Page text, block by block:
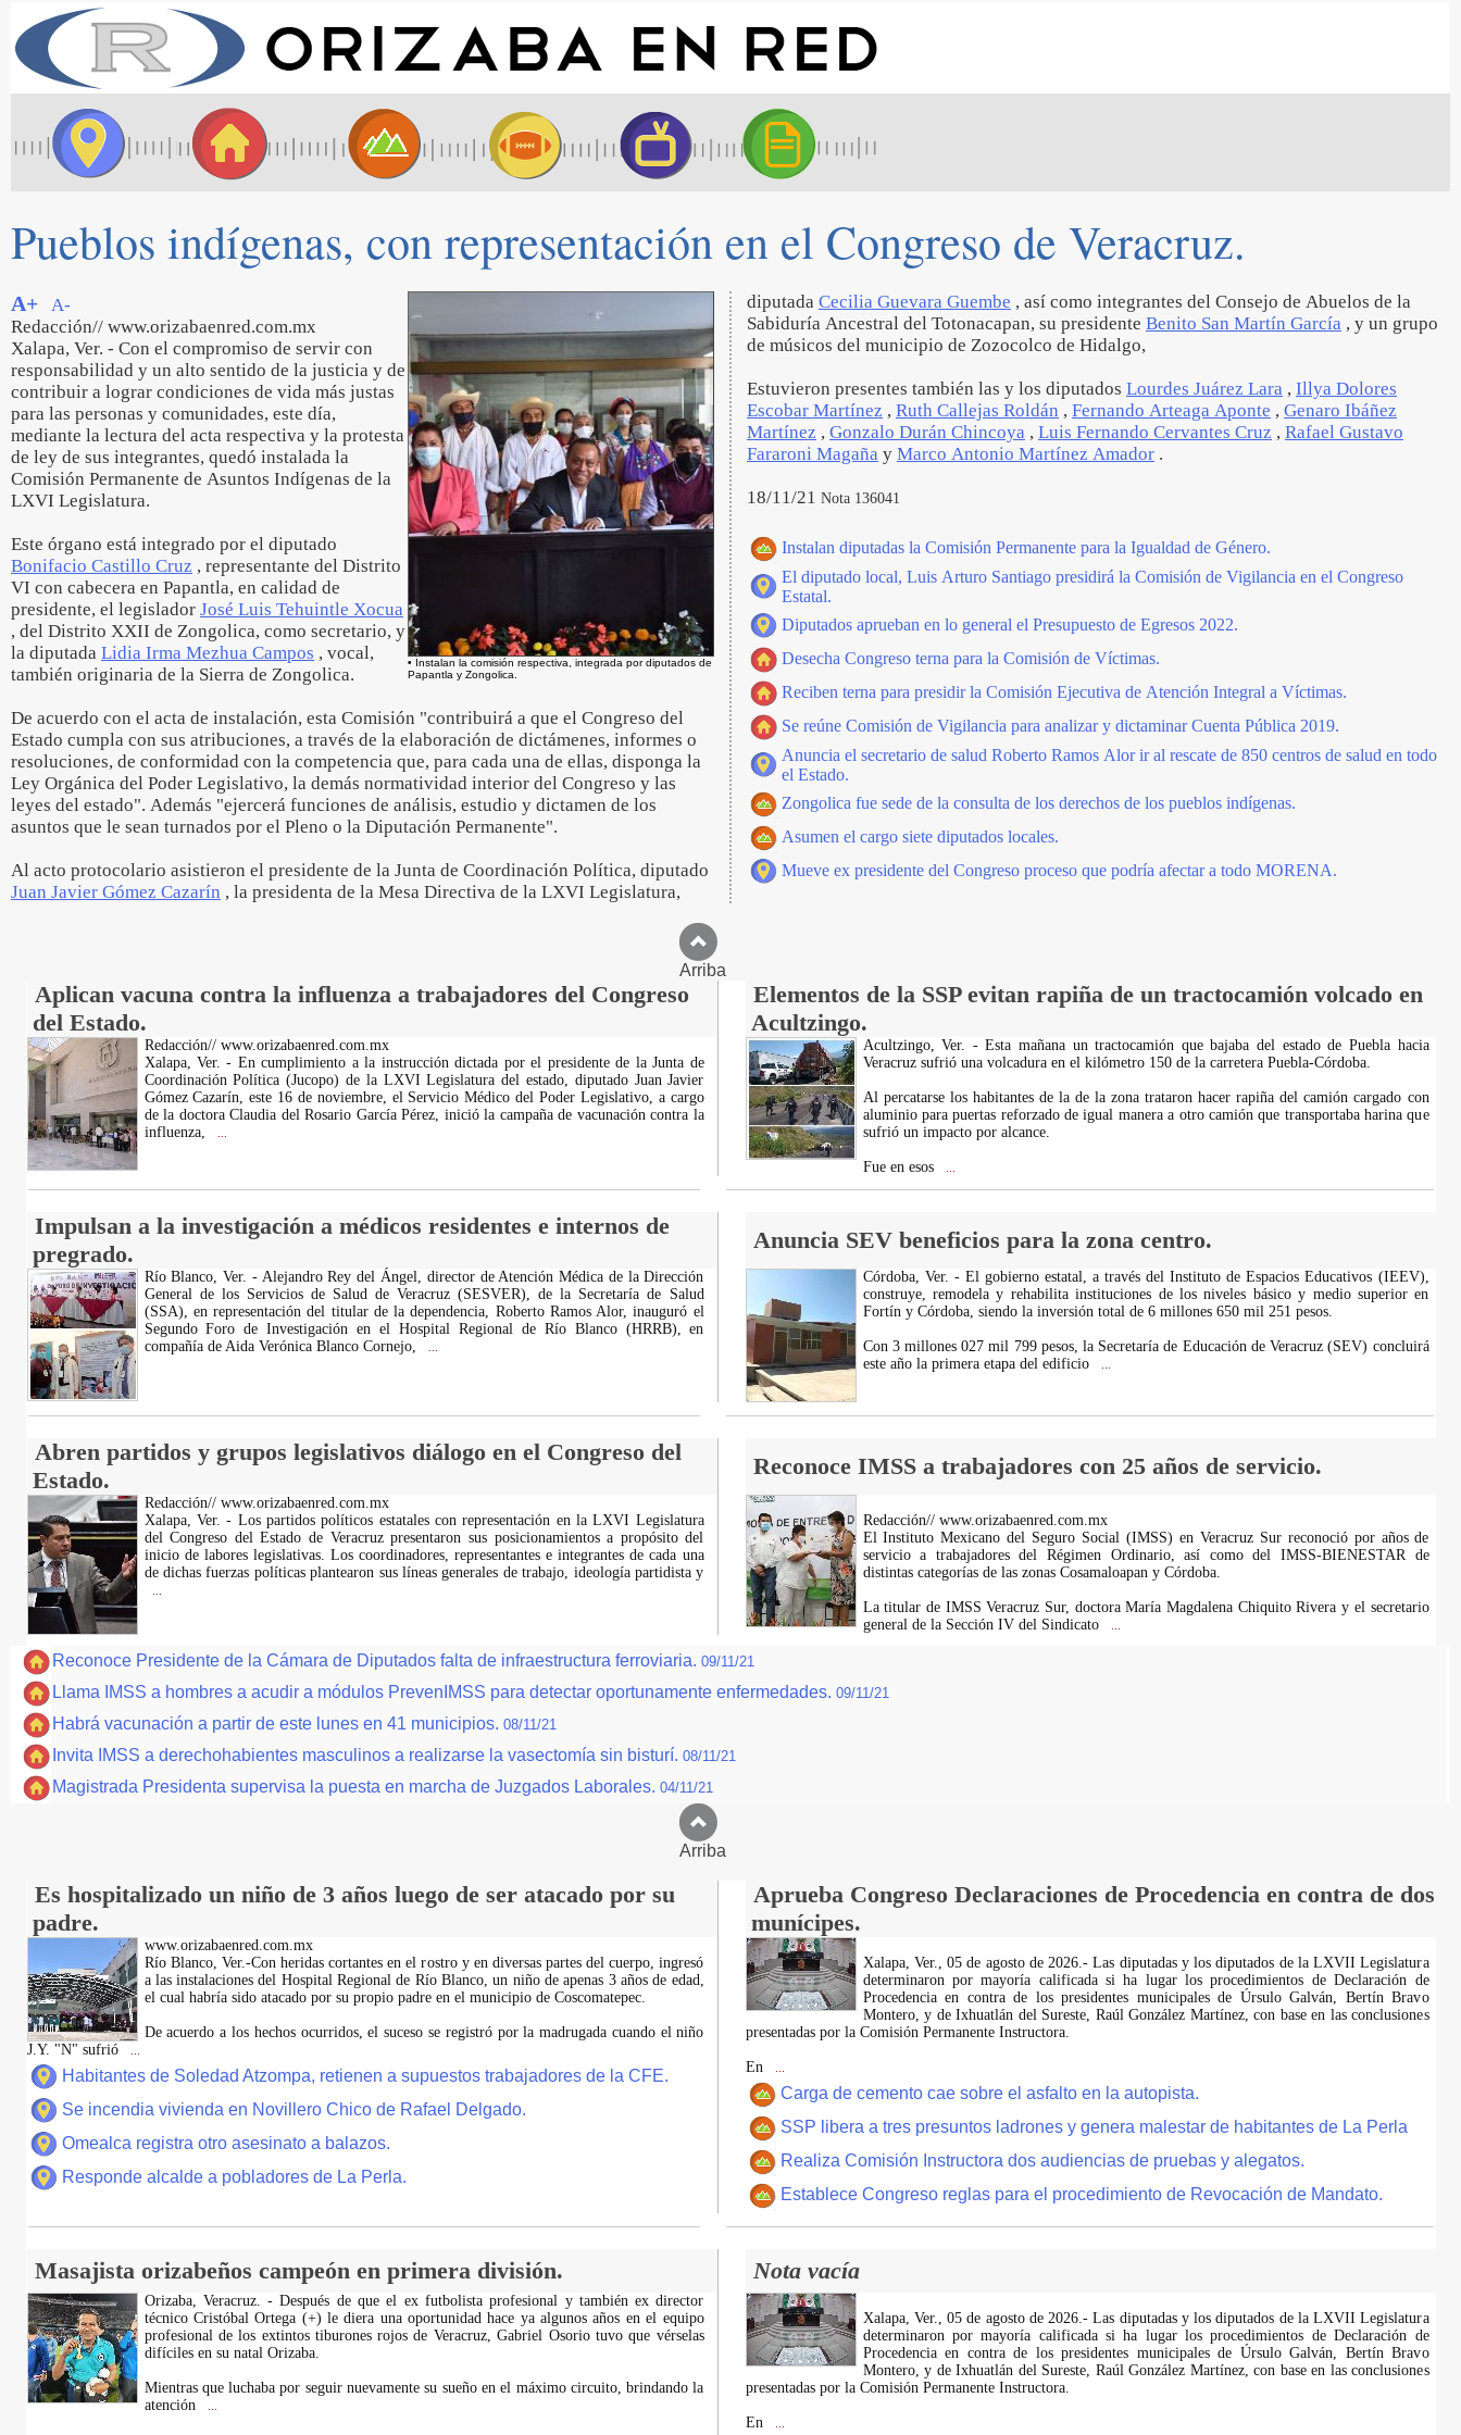
Pueblos indígenas, con representación en el Congreso de Veracruz.
• Instalan la comisión respectiva, integrada por diputados de
Papantla y Zongolica.
A+
A-
Redacción// www.orizabaenred.com.mx
Xalapa, Ver. - Con el compromiso de servir con
responsabilidad y un alto sentido de la justicia y de
contribuir a lograr condiciones de vida más justas
para las personas y comunidades, este día,
mediante la lectura del acta respectiva y la protesta
de ley de sus integrantes, quedó instalada la
Comisión Permanente de Asuntos Indígenas de la
LXVI Legislatura.
Este órgano está integrado por el diputado
Bonifacio Castillo Cruz , representante del Distrito
VI con cabecera en Papantla, en calidad de
presidente, el legislador José Luis Tehuintle Xocua
, del Distrito XXII de Zongolica, como secretario, y
la diputada Lidia Irma Mezhua Campos , vocal,
también originaria de la Sierra de Zongolica.
De acuerdo con el acta de instalación, esta Comisión "contribuirá a que el Congreso del
Estado cumpla con sus atribuciones, a través de la elaboración de dictámenes, informes o
resoluciones, de conformidad con la competencia que, para cada una de ellas, disponga la
Ley Orgánica del Poder Legislativo, la demás normatividad interior del Congreso y las
leyes del estado". Además "ejercerá funciones de análisis, estudio y dictamen de los
asuntos que le sean turnados por el Pleno o la Diputación Permanente".
Al acto protocolario asistieron el presidente de la Junta de Coordinación Política, diputado
Juan Javier Gómez Cazarín , la presidenta de la Mesa Directiva de la LXVI Legislatura,
diputada Cecilia Guevara Guembe , así como integrantes del Consejo de Abuelos de la
Sabiduría Ancestral del Totonacapan, su presidente Benito San Martín García , y un grupo
de músicos del municipio de Zozocolco de Hidalgo,
Estuvieron presentes también las y los diputados Lourdes Juárez Lara , Illya Dolores
Escobar Martínez , Ruth Callejas Roldán , Fernando Arteaga Aponte , Genaro Ibáñez
Martínez , Gonzalo Durán Chincoya , Luis Fernando Cervantes Cruz , Rafael Gustavo
Fararoni Magaña y Marco Antonio Martínez Amador .
18/11/21 Nota 136041
Instalan diputadas la Comisión Permanente para la Igualdad de Género.
El diputado local, Luis Arturo Santiago presidirá la Comisión de Vigilancia en el Congreso
Estatal.
Diputados aprueban en lo general el Presupuesto de Egresos 2022.
Desecha Congreso terna para la Comisión de Víctimas.
Reciben terna para presidir la Comisión Ejecutiva de Atención Integral a Víctimas.
Se reúne Comisión de Vigilancia para analizar y dictaminar Cuenta Pública 2019.
Anuncia el secretario de salud Roberto Ramos Alor ir al rescate de 850 centros de salud en todo
el Estado.
Zongolica fue sede de la consulta de los derechos de los pueblos indígenas.
Asumen el cargo siete diputados locales.
Mueve ex presidente del Congreso proceso que podría afectar a todo MORENA.
Arriba
Aplican vacuna contra la influenza a trabajadores del Congreso
del Estado.
Elementos de la SSP evitan rapiña de un tractocamión volcado en
Acultzingo.
Redacción// www.orizabaenred.com.mx
Xalapa, Ver. - En cumplimiento a la instrucción dictada por el presidente de la Junta de
Coordinación Política (Jucopo) de la LXVI Legislatura del estado, diputado Juan Javier
Gómez Cazarín, este 16 de noviembre, el Servicio Médico del Poder Legislativo, a cargo
de la doctora Claudia del Rosario García Pérez, inició la campaña de vacunación contra la
influenza,
Acultzingo, Ver. - Esta mañana un tractocamión que bajaba del estado de Puebla hacia
Veracruz sufrió una volcadura en el kilómetro 150 de la carretera Puebla-Córdoba.
Al percatarse los habitantes de la de la zona trataron hacer rapiña del camión cargado con
aluminio para puertas reforzado de igual manera a otro camión que transportaba harina que
sufrió un impacto por alcance.
Fue en esos
Impulsan a la investigación a médicos residentes e internos de
pregrado.
Anuncia SEV beneficios para la zona centro.
Río Blanco, Ver. - Alejandro Rey del Ángel, director de Atención Médica de la Dirección
General de los Servicios de Salud de Veracruz (SESVER), de la Secretaría de Salud
(SSA), en representación del titular de la dependencia, Roberto Ramos Alor, inauguró el
Segundo Foro de Investigación en el Hospital Regional de Río Blanco (HRRB), en
compañía de Aida Verónica Blanco Cornejo,
Córdoba, Ver. - El gobierno estatal, a través del Instituto de Espacios Educativos (IEEV),
construye, remodela y rehabilita instituciones de los niveles básico y medio superior en
Fortín y Córdoba, siendo la inversión total de 6 millones 650 mil 251 pesos.
Con 3 millones 027 mil 799 pesos, la Secretaría de Educación de Veracruz (SEV) concluirá
este año la primera etapa del edificio
Abren partidos y grupos legislativos diálogo en el Congreso del
Estado.
Reconoce IMSS a trabajadores con 25 años de servicio.
Redacción// www.orizabaenred.com.mx
Xalapa, Ver. - Los partidos políticos estatales con representación en la LXVI Legislatura
del Congreso del Estado de Veracruz presentaron sus posicionamientos a propósito del
inicio de labores legislativas. Los coordinadores, representantes e integrantes de cada una
de dichas fuerzas políticas plantearon sus líneas generales de trabajo, ideología partidista y
Redacción// www.orizabaenred.com.mx
El Instituto Mexicano del Seguro Social (IMSS) en Veracruz Sur reconoció por años de
servicio a trabajadores del Régimen Ordinario, así como del IMSS-BIENESTAR de
distintas categorías de las zonas Cosamaloapan y Córdoba.
La titular de IMSS Veracruz Sur, doctora María Magdalena Chiquito Rivera y el secretario
general de la Sección IV del Sindicato
Reconoce Presidente de la Cámara de Diputados falta de infraestructura ferroviaria. 09/11/21
Llama IMSS a hombres a acudir a módulos PrevenIMSS para detectar oportunamente enfermedades. 09/11/21
Habrá vacunación a partir de este lunes en 41 municipios. 08/11/21
Invita IMSS a derechohabientes masculinos a realizarse la vasectomía sin bisturí. 08/11/21
Magistrada Presidenta supervisa la puesta en marcha de Juzgados Laborales. 04/11/21
Arriba
Es hospitalizado un niño de 3 años luego de ser atacado por su
padre.
Aprueba Congreso Declaraciones de Procedencia en contra de dos
munícipes.
www.orizabaenred.com.mx
Río Blanco, Ver.-Con heridas cortantes en el rostro y en diversas partes del cuerpo, ingresó
a las instalaciones del Hospital Regional de Río Blanco, un niño de apenas 3 años de edad,
el cual habría sido atacado por su propio padre en el municipio de Coscomatepec.
De acuerdo a los hechos ocurridos, el suceso se registró por la madrugada cuando el niño
J.Y. "N" sufrió
Habitantes de Soledad Atzompa, retienen a supuestos trabajadores de la CFE.
Se incendia vivienda en Novillero Chico de Rafael Delgado.
Omealca registra otro asesinato a balazos.
Responde alcalde a pobladores de La Perla.
Xalapa, Ver., 05 de agosto de 2026.- Las diputadas y los diputados de la LXVII Legislatura
determinaron por mayoría calificada si ha lugar los procedimientos de Declaración de
Procedencia en contra de los presidentes municipales de Úrsulo Galván, Bertín Bravo
Montero, y de Ixhuatlán del Sureste, Raúl González Martínez, con base en las conclusiones
presentadas por la Comisión Permanente Instructora.
En
Carga de cemento cae sobre el asfalto en la autopista.
SSP libera a tres presuntos ladrones y genera malestar de habitantes de La Perla
Realiza Comisión Instructora dos audiencias de pruebas y alegatos.
Establece Congreso reglas para el procedimiento de Revocación de Mandato.
Masajista orizabeños campeón en primera división. Nota vacía
Orizaba, Veracruz. - Después de que el ex futbolista profesional y también ex director
técnico Cristóbal Ortega (+) le diera una oportunidad hace ya algunos años en el equipo
profesional de los extintos tiburones rojos de Veracruz, Gabriel Osorio tuvo que vérselas
difíciles en su natal Orizaba.
Mientras que luchaba por seguir nuevamente su sueño en el máximo circuito, brindando la
atención
Xalapa, Ver., 05 de agosto de 2026.- Las diputadas y los diputados de la LXVII Legislatura
determinaron por mayoría calificada si ha lugar los procedimientos de Declaración de
Procedencia en contra de los presidentes municipales de Úrsulo Galván, Bertín Bravo
Montero, y de Ixhuatlán del Sureste, Raúl González Martínez, con base en las conclusiones
presentadas por la Comisión Permanente Instructora.
En